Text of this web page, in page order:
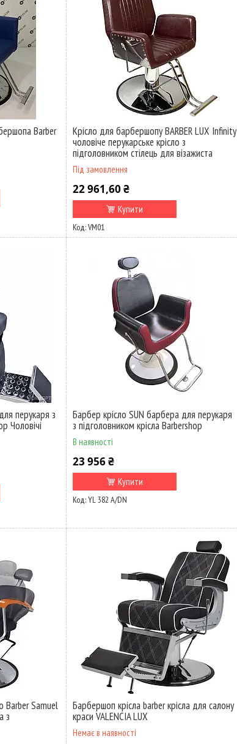
Barber
Крісло для барбершопу BARBER LUX Infinity
чоловіче перукарське крісло з
підголовником стілець для візажиста
Під замовлення
22 961,60 ₴
Купити
VM01
перукаря з
Чоловічі
Барбер крісло SUN барбера для перукаря
з підголовником крісла Barbershop
В наявності
23 956 ₴
Купити
YL 382 A/DN
Barber Samuel
з
Барбершоп крісла barber крісла для салону
краси VALENCIA LUX
Немає в наявності